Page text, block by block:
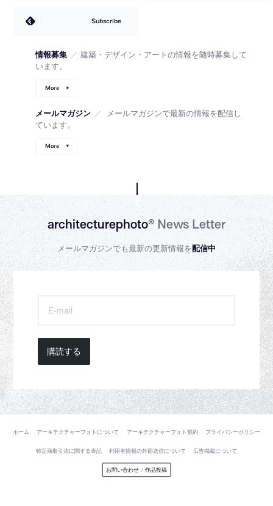
Subscribe
情報募集 ／ 建築・デザイン・アートの情報を随時募集して
います。
More
メールマガジン ／
メールマガジンで最新の情報を配信し
ています。
More
architecturephoto®News Letter
メールマガジンでも最新の更新情報を配信中
購読する
ホーム アーキテクチャーフォトについて アーキテクチャーフォト規約 プライバシーポリシー
特定商取引法に関する表記 利用者情報の外部送信について 広告掲載について
お問い合わせ / 作品投稿